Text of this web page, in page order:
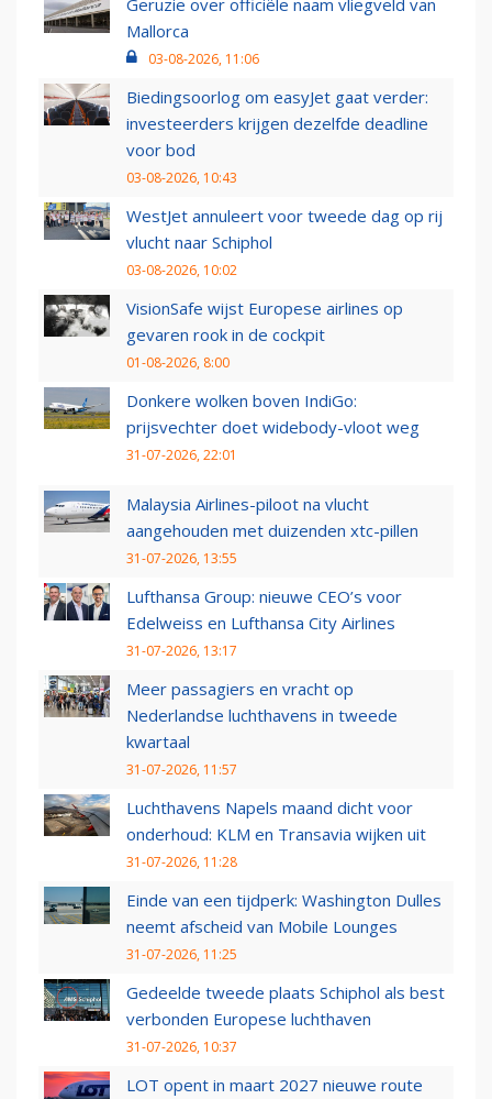
Geruzie over officiële naam vliegveld van
Mallorca
03-08-2026, 11:06
Biedingsoorlog om easyJet gaat verder:
investeerders krijgen dezelfde deadline
voor bod
03-08-2026, 10:43
WestJet annuleert voor tweede dag op rij
vlucht naar Schiphol
03-08-2026, 10:02
VisionSafe wijst Europese airlines op
gevaren rook in de cockpit
01-08-2026, 8:00
Donkere wolken boven IndiGo:
prijsvechter doet widebody-vloot weg
31-07-2026, 22:01
Malaysia Airlines-piloot na vlucht
aangehouden met duizenden xtc-pillen
31-07-2026, 13:55
Lufthansa Group: nieuwe CEO’s voor
Edelweiss en Lufthansa City Airlines
31-07-2026, 13:17
Meer passagiers en vracht op
Nederlandse luchthavens in tweede
kwartaal
31-07-2026, 11:57
Luchthavens Napels maand dicht voor
onderhoud: KLM en Transavia wijken uit
31-07-2026, 11:28
Einde van een tijdperk: Washington Dulles
neemt afscheid van Mobile Lounges
31-07-2026, 11:25
Gedeelde tweede plaats Schiphol als best
verbonden Europese luchthaven
31-07-2026, 10:37
LOT opent in maart 2027 nieuwe route